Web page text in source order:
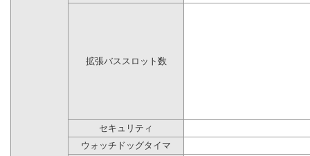
拡張バススロット数
セキュリティ
ウォッチドッグタイマ